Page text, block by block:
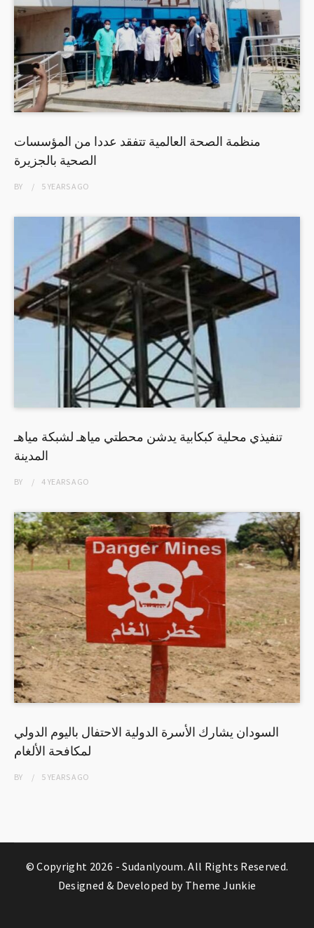
منظمة الصحة العالمية تتفقد عددا من المؤسسات
الصحية بالجزيرة
BY 5 YEARSAGO
تنفيذي محلية كبكابية يدشن محطتي مياهـ لشبكة مياهـ
المدينة
BY 4 YEARSAGO
السودان يشارك الأسرة الدولية الاحتفال باليوم الدولي
لمكافحة الألغام
BY 5 YEARSAGO
© Copyright 2026 -Sudanlyoum. All Rights Reserved.
Designed & Developed by Theme Junkie